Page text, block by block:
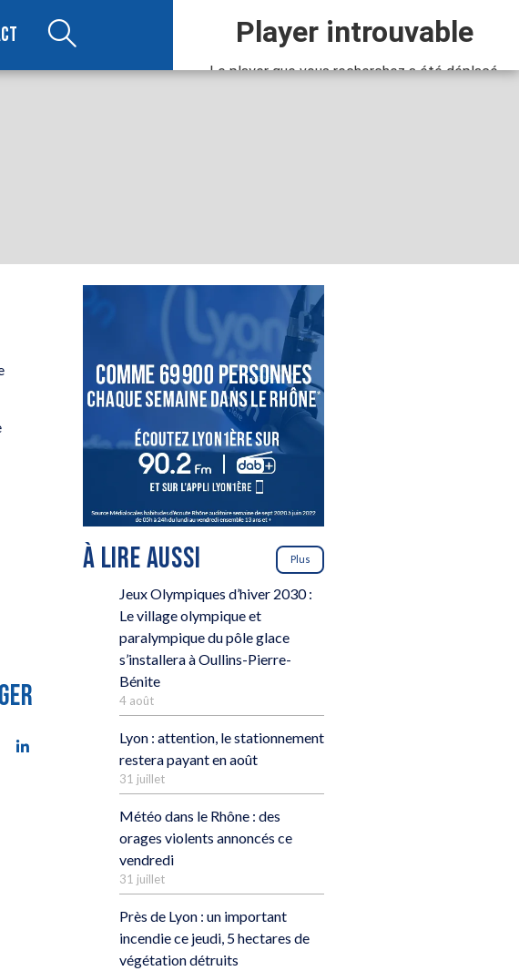
À LIRE AUSSI Plus
Jeux Olympiques d’hiver 2030 :
Le village olympique et
paralympique du pôle glace
s’installera à Oullins-Pierre-
Bénite
4 août
Lyon : attention, le stationnement
restera payant en août
31 juillet
Météo dans le Rhône : des
orages violents annoncés ce
vendredi
31 juillet
Près de Lyon : un important
incendie ce jeudi, 5 hectares de
végétation détruits